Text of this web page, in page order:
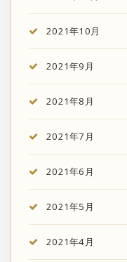
2021年10月
2021年9月
2021年8月
2021年7月
2021年6月
2021年5月
2021年4月